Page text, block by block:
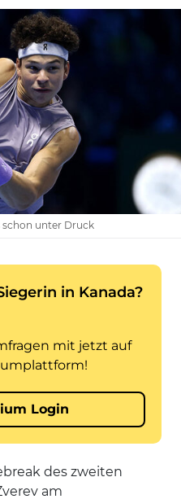
schon unter Druck
des zweiten
am